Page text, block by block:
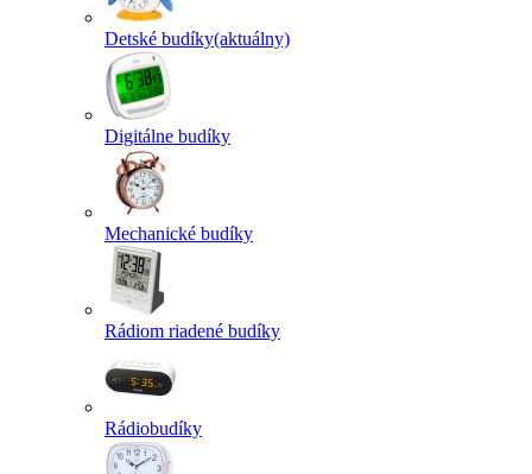
Detské budíky(aktuálny)
Digitálne budíky
Mechanické budíky
Rádiom riadené budíky
Rádiobudíky